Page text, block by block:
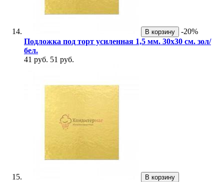
В корзину
-20%
Подложка под торт усиленная 1,5 мм. 30х30 см. зол/
бел.
41 руб. 51 руб.
В корзину